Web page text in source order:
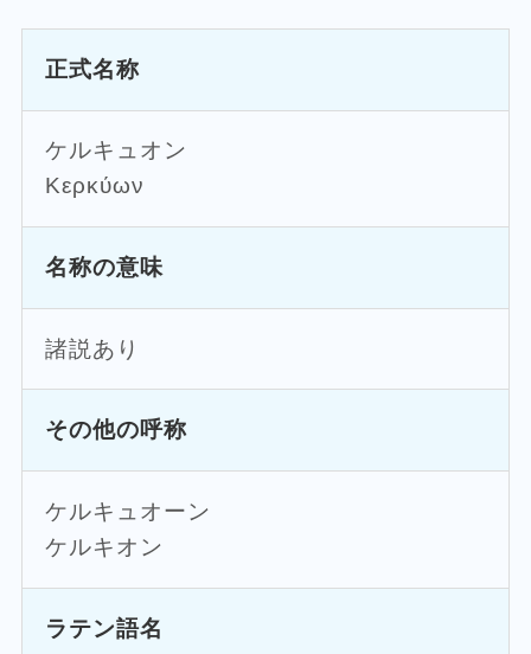
正式名称
ケルキュオン
Κερκύων
名称の意味
諸説あり
その他の呼称
ケルキュオーン
ケルキオン
ラテン語名